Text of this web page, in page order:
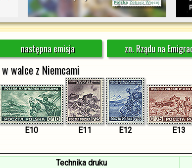
następna emisja zn. Rządu na
walce z Niemcami
E10 E11 E12 E13
Technika druku